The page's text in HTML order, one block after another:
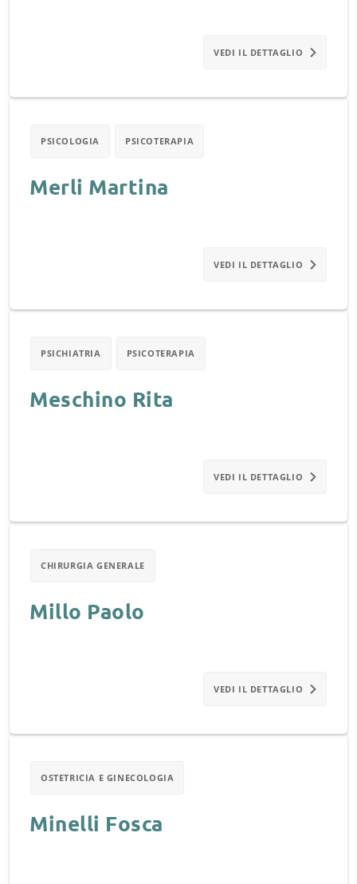
VEDI IL DETTAGLIO
PSICOLOGIA PSICOTERAPIA
Merli Martina
VEDI IL DETTAGLIO
PSICHIATRIA PSICOTERAPIA
Meschino Rita
VEDI IL DETTAGLIO
CHIRURGIA GENERALE
Millo Paolo
VEDI IL DETTAGLIO
OSTETRICIA E GINECOLOGIA
Minelli Fosca